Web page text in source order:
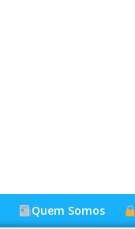
Quem Somos